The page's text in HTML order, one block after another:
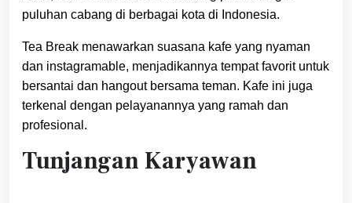
puluhan cabang di berbagai kota di Indonesia.
Tea Break menawarkan suasana kafe yang nyaman
dan instagramable, menjadikannya tempat favorit untuk
bersantai dan hangout bersama teman. Kafe ini juga
terkenal dengan pelayanannya yang ramah dan
profesional.
Tunjangan Karyawan